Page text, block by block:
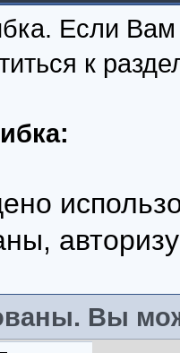
Если
к
Вы